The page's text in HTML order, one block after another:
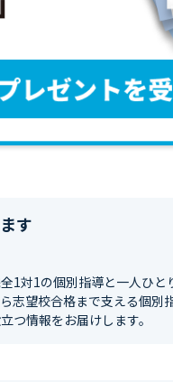
す
1対1の個別指導と一人ひと
志望校合格まで支える個別
つ情報をお届けします。